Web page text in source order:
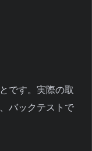
です。実際の取
バックテストで